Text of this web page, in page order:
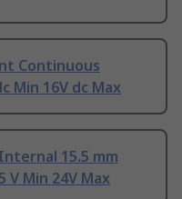
Continuous
Min 16V dc Max
15.5 mm
V Min 24V Max